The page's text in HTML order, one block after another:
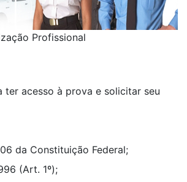
Profissional
ter acesso à prova e solicitar seu
da Constituição Federal;
(Art. 1º);